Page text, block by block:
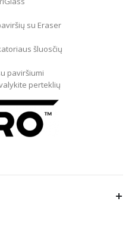
su Eraser
šluosčių
paviršiumi
perteklių